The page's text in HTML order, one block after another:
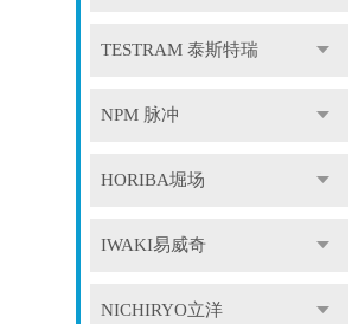
TESTRAM 泰斯特瑞
NPM 脉冲
HORIBA堀场
IWAKI易威奇
NICHIRYO立洋